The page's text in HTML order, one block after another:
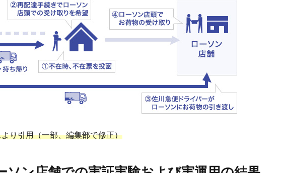
り引用（一部、編集部で修正）